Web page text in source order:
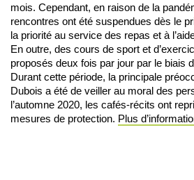
mois. Cependant, en raison de la
rencontres ont été suspendues dès le
la priorité au service des repas et à
En outre, des cours de sport et
proposés deux fois par jour par le biais
Durant cette période, la principale
Dubois a été de veiller au moral des
l’automne 2020, les cafés-récits ont
mesures de protection. Plus